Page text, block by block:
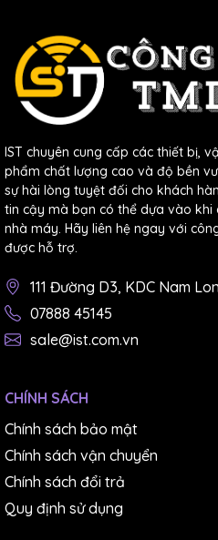
IST chuyên cung cấp các thiết bị,
phẩm chất lượng cao và độ bền
sự hài lòng tuyệt đối cho khách
tin cậy mà bạn có thể dựa vào
nhà máy. Hãy liên hệ ngay với
được hỗ trợ.
111 Đường D3, KDC Nam
07888 45145
sale@ist.com.vn
CHÍNH SÁCH
Chính sách bảo mật
Chính sách vận chuyển
Chính sách đổi trả
Quy định sử dụng